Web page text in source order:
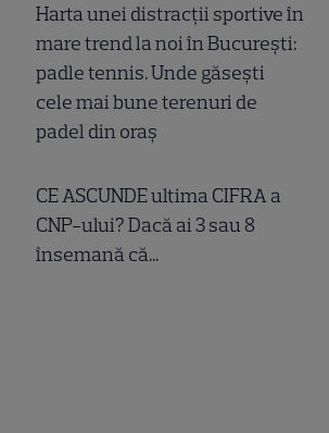
Harta unei distracții sportive în
mare trend la noi în București:
padle tennis. Unde găsești
cele mai bune terenuri de
padel din oraș
CE ASCUNDE ultima CIFRA a
CNP-ului? Dacă ai 3 sau 8
însemană că...